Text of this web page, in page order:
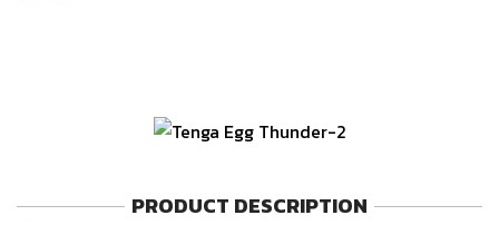
PRODUCT DESCRIPTION